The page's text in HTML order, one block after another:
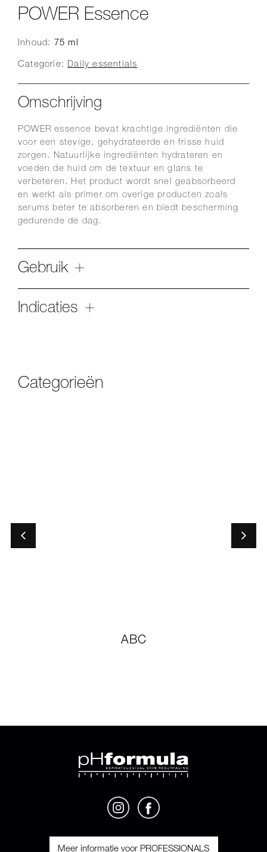
POWER Essence
Inhoud: 75 ml
Categorie: Daily essentials
Omschrijving
POWER essence bevat krachtige ingrediënten die
voor een stevige, gehydrateerde en frisse huid
zorgen. Natuurlijke ingrediënten hydrateren en
voeden de huid om de textuur en glans te
verbeteren. Het product wordt snel geabsorbeerd
en werkt als primer om overige producten zoals
serums beter te absorberen en biedt bescherming
gedurende de dag.
Gebruik
Indicaties
Categorieën
ABC
Meer informatie voor PROFESSIONALS